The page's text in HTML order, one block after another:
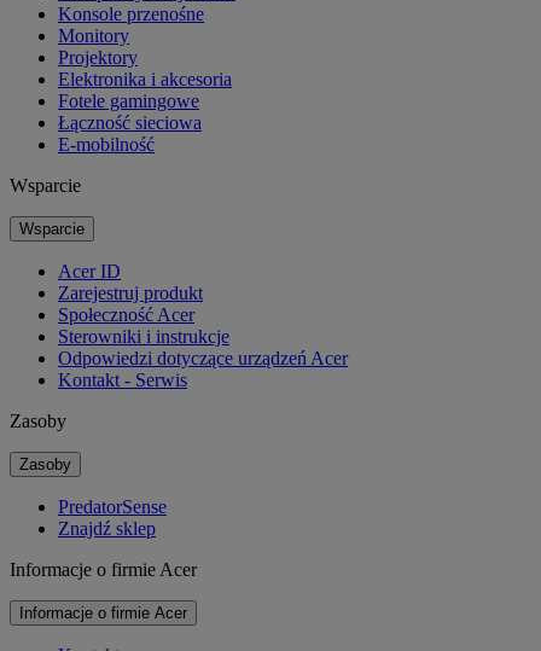
Konsole przenośne
Monitory
Projektory
Elektronika i akcesoria
Fotele gamingowe
Łączność sieciowa
E-mobilność
Wsparcie
Wsparcie
Acer ID
Zarejestruj produkt
Społeczność Acer
Sterowniki i instrukcje
Odpowiedzi dotyczące urządzeń Acer
Kontakt - Serwis
Zasoby
Zasoby
PredatorSense
Znajdź sklep
Informacje o firmie Acer
Informacje o firmie Acer